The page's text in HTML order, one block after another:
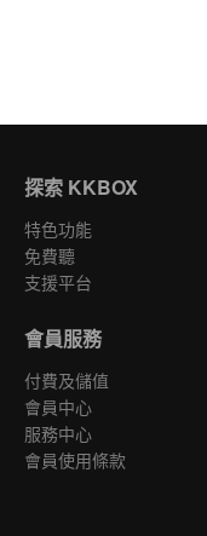
探索 KKBOX
特色功能
免費聽
支援平台
會員服務
付費及儲值
會員中心
服務中心
會員使用條款